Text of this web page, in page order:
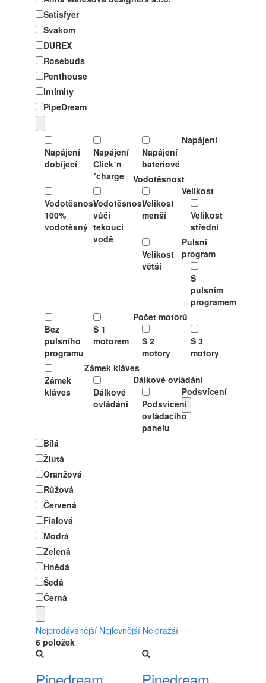
Satisfyer
Svakom
DUREX
Rosebuds
Penthouse
intimity
PipeDream
Napájení
Napájení
dobíjecí
Napájení
Click´n
´charge
Napájení
bateriové
Vodotěsnost
Vodotěsnost
100%
vodotěsný
Vodotěsnost
vůči
tekoucí
vodě
Velikost
Velikost
menší
Velikost
střední
Velikost
větší
Pulsní
program
S
pulsním
programem
Bez
pulsního
programu
Počet motorů
S 1
motorem
S 2
motory
S 3
motory
Zámek kláves
Zámek
kláves
Dálkové ovládání
Dálkové
ovládání
Podsvícení
Podsvícení
ovládacího
panelu
Bílá
Žlutá
Oranžová
Růžová
Červená
Fialová
Modrá
Zelená
Hnědá
Šedá
Černá
Nejprodávanější Nejlevnější Nejdražší
6 položek